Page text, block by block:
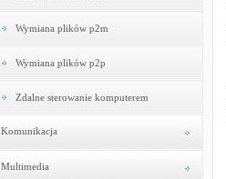
Wymiana plików p2m
Wymiana plików p2p
Zdalne sterowanie komputerem
Komunikacja
Multimedia